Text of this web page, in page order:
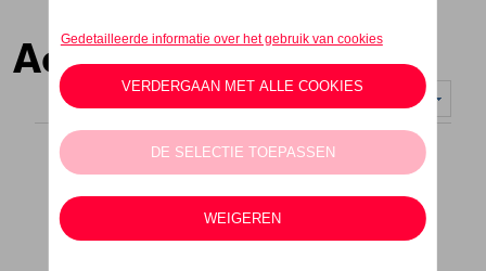
Accessoires